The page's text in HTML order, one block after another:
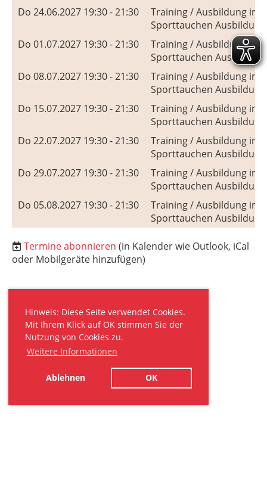
Hinweis: Diese Seite verwendet Cookies.
Mit Ihrem Klick auf OK stimmen Sie der
Nutzung von Cookies zu.
Weitere Informationen
Ablehnen OK
Do 24.06.2027 19:30 - 21:30
Training / Ausbildung im
Sporttauchen Ausbildung
Do 01.07.2027 19:30 - 21:30
Training / Ausbildung im
Sporttauchen Ausbildung
Do 08.07.2027 19:30 - 21:30
Training / Ausbildung im
Sporttauchen Ausbildung
Do 15.07.2027 19:30 - 21:30
Training / Ausbildung im
Sporttauchen Ausbildung
Do 22.07.2027 19:30 - 21:30
Training / Ausbildung im
Sporttauchen Ausbildung
Do 29.07.2027 19:30 - 21:30
Training / Ausbildung im
Sporttauchen Ausbildung
Do 05.08.2027 19:30 - 21:30
Training / Ausbildung im
Sporttauchen Ausbildung
Termine abonnieren (in Kalender wie Outlook, iCal
oder Mobilgeräte hinzufügen)